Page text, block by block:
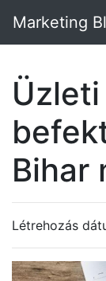
Marketing
Bihar
Létrehozás